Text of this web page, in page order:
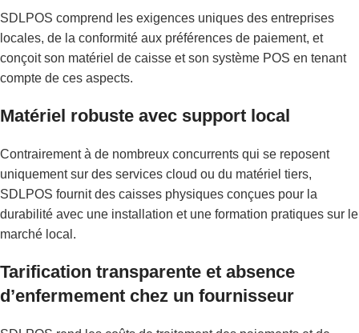
SDLPOS comprend les exigences uniques des entreprises
locales, de la conformité aux préférences de paiement, et
conçoit son matériel de caisse et son système POS en tenant
compte de ces aspects.
Matériel robuste avec support local
Contrairement à de nombreux concurrents qui se reposent
uniquement sur des services cloud ou du matériel tiers,
SDLPOS fournit des caisses physiques conçues pour la
durabilité avec une installation et une formation pratiques sur le
marché local.
Tarification transparente et absence
d’enfermement chez un fournisseur